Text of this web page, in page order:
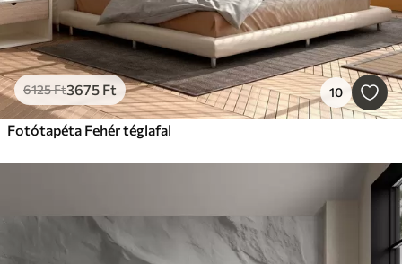
6125Ft3675 Ft 10
Fotótapéta Fehér téglafal